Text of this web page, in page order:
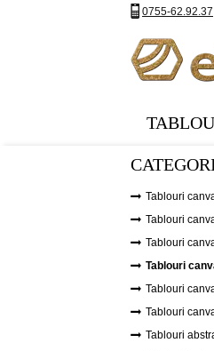
0755-62.92.37
Tablouri
Tablouri
Tablouri
Tablouri
Tablouri
Tablouri
Tablouri